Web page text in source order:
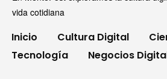
vida cotidiana
Inicio Cultura Digital
Tecnología
Negocios